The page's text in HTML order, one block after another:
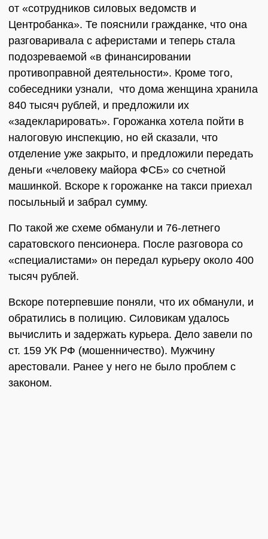
от «сотрудников силовых ведомств и
Центробанка». Те пояснили гражданке, что она
разговаривала с аферистами и теперь стала
подозреваемой «в финансировании
противоправной деятельности». Кроме того,
собеседники узнали, что дома женщина хранила
840 тысяч рублей, и предложили их
«задекларировать». Горожанка хотела пойти в
налоговую инспекцию, но ей сказали, что
отделение уже закрыто, и предложили передать
деньги «человеку майора ФСБ» со счетной
машинкой. Вскоре к горожанке на такси приехал
посыльный и забрал сумму.
По такой же схеме обманули и 76-летнего
саратовского пенсионера. После разговора со
«специалистами» он передал курьеру около 400
тысяч рублей.
Вскоре потерпевшие поняли, что их обманули, и
обратились в полицию. Силовикам удалось
вычислить и задержать курьера. Дело завели по
ст. 159 УК РФ (мошенничество). Мужчину
арестовали. Ранее у него не было проблем с
законом.